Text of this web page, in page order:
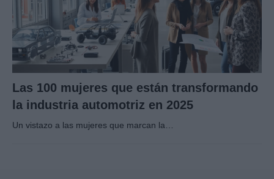
Las 100 mujeres que están transformando
la industria automotriz en 2025
Un vistazo a las mujeres que marcan la…